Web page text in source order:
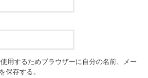
用するためブラウザーに自分の名前、メー
保存する。